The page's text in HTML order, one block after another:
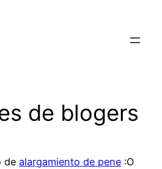
de blogers
de alargamiento de pene :O